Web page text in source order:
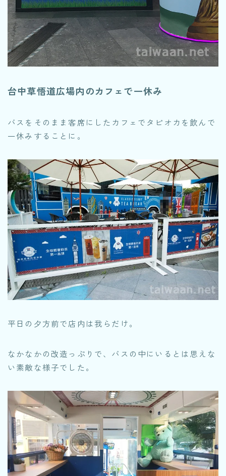
台中草悟道広場内のカフェで一休み
バスをそのまま客席にしたカフェでタピオカを飲んで
一休みすることに。
平日の夕方前で店内は我らだけ。
なかなかの改造っぷりで、バスの中にいるとは思えな
い素敵な様子でした。